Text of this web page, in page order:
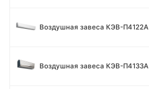
Воздушная завеса КЭВ-П4122A
Воздушная завеса КЭВ-П4133A